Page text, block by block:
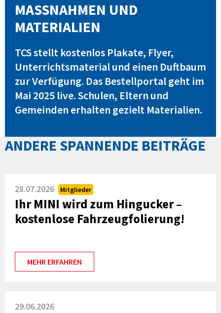
MASSNAHMEN UND
MATERIALIEN
TCS stellt kostenlos Plakate, Flyer,
Unterrichtsmaterial und einen Duftbaum
zur Verfügung. Das Bestellportal geht im
Mai 2025 live. Schulen, Eltern und
Gemeinden erhalten gezielt Materialien.
ANDERE SPANNENDE BEITRÄGE
28.07.2026 Mitglieder
Ihr MINI wird zum Hingucker –
kostenlose Fahrzeugfolierung!
MEHR ERFAHREN
29.06.2026